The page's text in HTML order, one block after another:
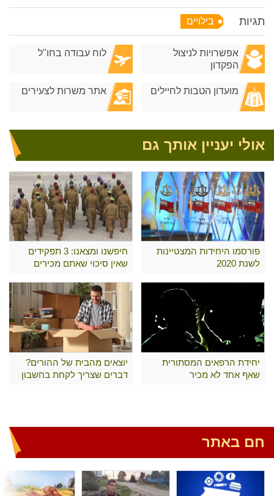
תגיות בילויים
אפשרויות לניצול
הפקדון
לוח עבודה בחו"ל
מועדון הטבות לחיילים אתר משרות לצעירים
אולי יעניין אותך גם
פורסמו היחידות המצטיינות
לשנת 2020
חיפשנו ומצאנו: 3 תפקידים
שאין סיכוי שאתם מכירים
יחידת הרפאים המסתורית
שאף אחד לא מכיר
יוצאים מהבית של ההורים?
דברים שצריך לקחת בחשבון
חם באתר